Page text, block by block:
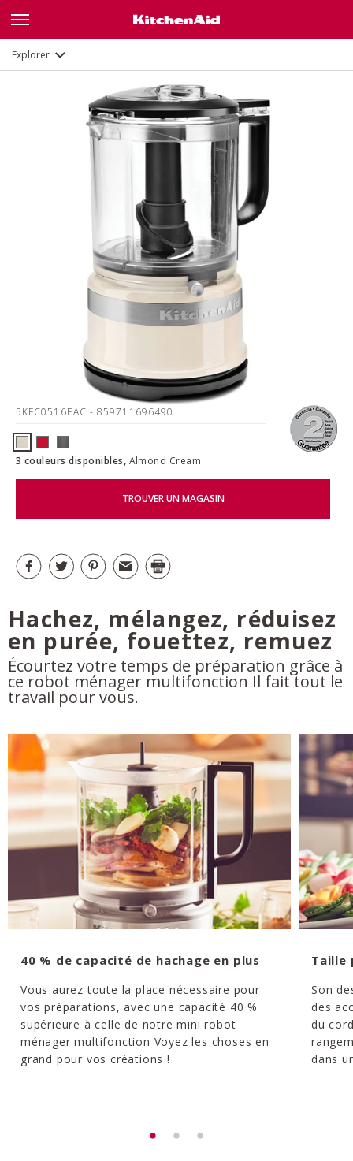
Explorer
5KFC0516EAC - 859711696490
3 couleurs disponibles, Almond Cream
TROUVER UN MAGASIN
Hachez, mélangez, réduisez
en purée, fouettez, remuez
Écourtez votre temps de préparation grâce à
ce robot ménager multifonction Il fait tout le
travail pour vous.
40 % de capacité de hachage en plus
Vous aurez toute la place nécessaire pour
vos préparations, avec une capacité 40 %
supérieure à celle de notre mini robot
ménager multifonction Voyez les choses en
grand pour vos créations !
Taille
Son
des
du
dans